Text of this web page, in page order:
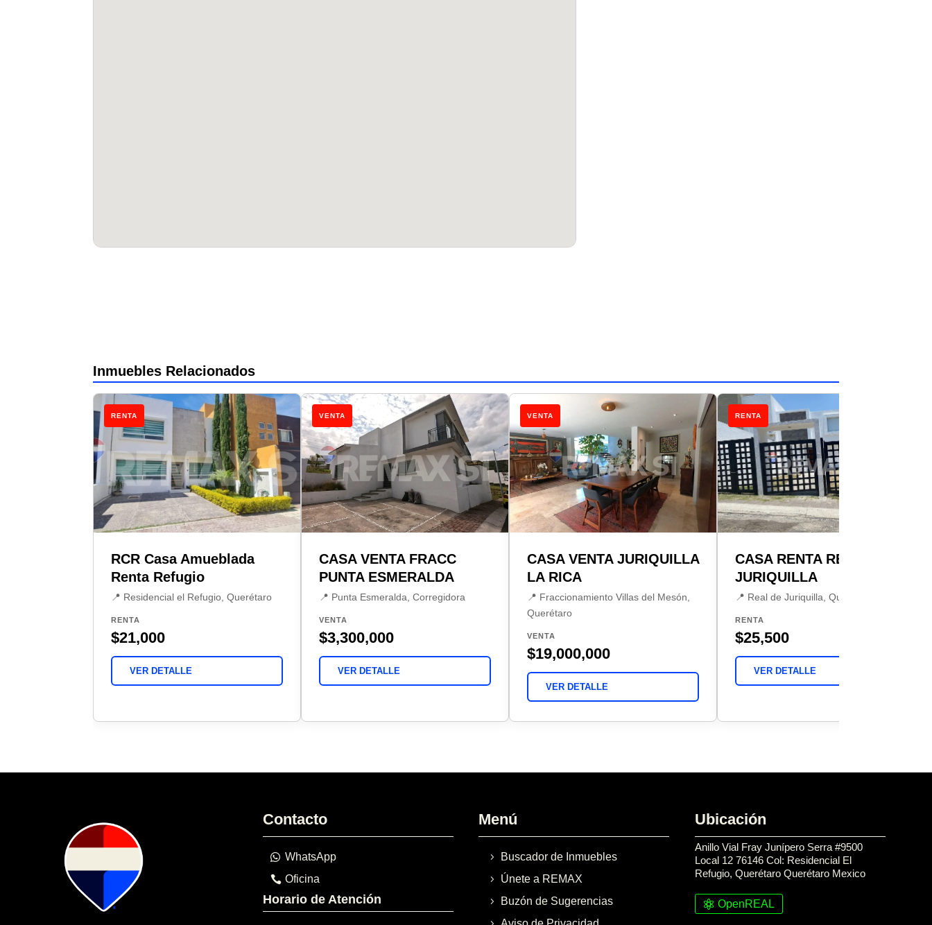
Inmuebles Relacionados
RENTA
RCR Casa Amueblada
Renta Refugio
📍 Residencial el Refugio, Querétaro
RENTA
$21,000
VER DETALLE
VENTA
CASA VENTA FRACC
PUNTA ESMERALDA
📍 Punta Esmeralda, Corregidora
VENTA
$3,300,000
VER DETALLE
VENTA
CASA VENTA JURIQUILLA
LA RICA
📍 Fraccionamiento Villas del Mesón,
Querétaro
VENTA
$19,000,000
VER DETALLE
RENTA
CASA RENTA REAL DE
JURIQUILLA
📍 Real de Juriquilla, Querétaro
RENTA
$25,500
VER DETALLE
Contacto
WhatsApp
Oficina
Horario de Atención
Menú
Buscador de Inmuebles
Únete a REMAX
Buzón de Sugerencias
Ubicación
Anillo Vial Fray Junípero Serra #9500
Local 12 76146 Col: Residencial El
Refugio, Querétaro Querétaro Mexico
OpenREAL